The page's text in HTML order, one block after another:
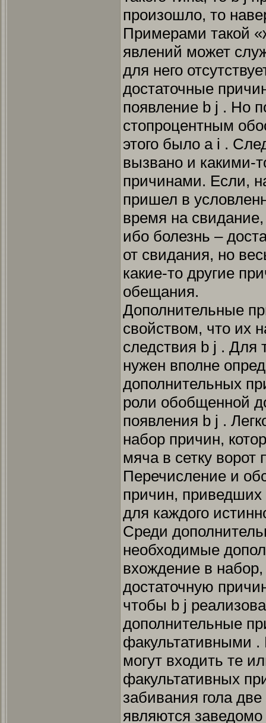
произошло, то
Примерами такой
явлений может
для него
достаточные
появление b j . Но
стопроцентным
этого было а i .
вызвано и какими-
причинами. Если,
пришел в
время на
ибо болезнь –
от свидания, но
какие-то другие
обещания.
Дополнительные
свойством, что их
следствия b j . Для
нужен вполне
дополнительных
роли обобщенной
появления b j .
набор причин,
мяча в сетку ворот
Перечисление и
причин, приведших
для каждого
Среди
необходимые
вхождение в
достаточную
чтобы b j
дополнительные
факультативными .
могут входить те
факультативных
забивания гола
являются